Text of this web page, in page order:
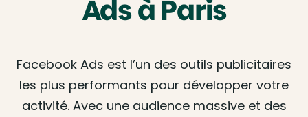
Ads à Paris
Facebook Ads est l’un des outils publicitaires
les plus performants pour développer votre
activité. Avec une audience massive et des